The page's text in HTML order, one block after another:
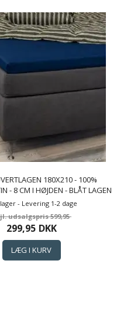
180X210 - 100%
- 8 CM I HØJDEN - BLÅT LAGEN
- BY NIGHT SATIN LAGEN
- Levering 1-2 dage
599,95
299,95 DKK